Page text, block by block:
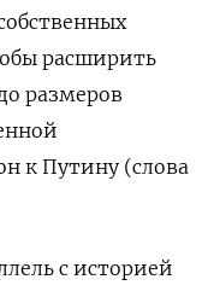
расширить
размеров
к Путину (слова
с историей